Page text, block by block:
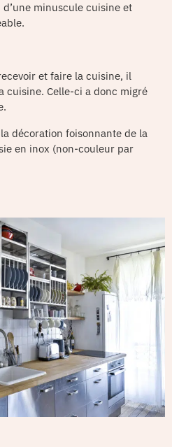
minuscule cuisine et
et faire la cuisine, il
cuisine. Celle-ci a donc migré
décoration foisonnante de la
en inox (non-couleur par